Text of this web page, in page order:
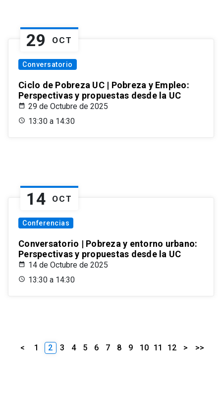
29 OCT
Conversatorio
Ciclo de Pobreza UC | Pobreza y Empleo:
Perspectivas y propuestas desde la UC
29 de Octubre de 2025
13:30 a 14:30
14 OCT
Conferencias
Conversatorio | Pobreza y entorno urbano:
Perspectivas y propuestas desde la UC
14 de Octubre de 2025
13:30 a 14:30
< 1 2 3 4 5 6 7 8 9 10 11 12 > >>